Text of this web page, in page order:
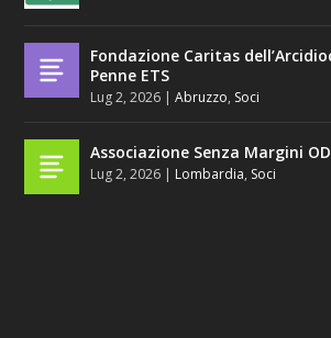
Fondazione Caritas
Penne ETS
Lug 2, 2026 |Abruzzo, Soci
Associazione Senza Margini
Lug 2, 2026 | Lombardia, Soci